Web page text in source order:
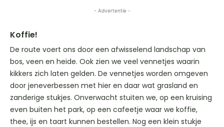
- Advertentie -
Koffie!
De route voert ons door een afwisselend landschap van
bos, veen en heide. Ook zien we veel vennetjes waarin
kikkers zich laten gelden. De vennetjes worden omgeven
door jeneverbessen met hier en daar wat grasland en
zanderige stukjes. Onverwacht stuiten we, op een kruising
even buiten het park, op een cafeetje waar we koffie,
thee, ijs en taart kunnen bestellen. Nog een klein stukje